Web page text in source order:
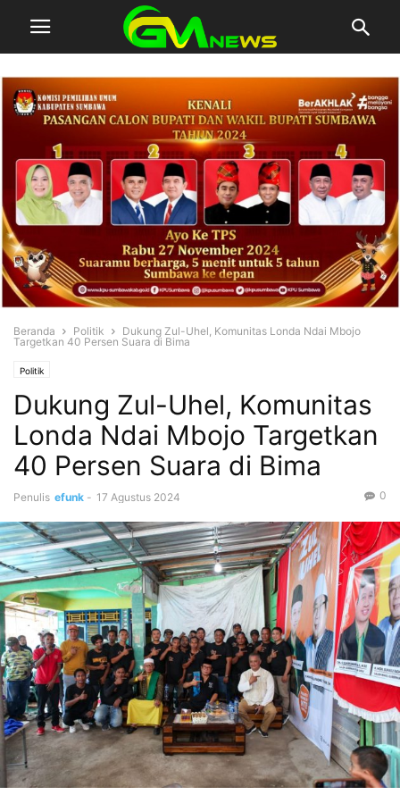
Beranda Politik
Dukung Zul-Uhel, Komunitas Londa Ndai Mbojo
Targetkan 40 Persen Suara di Bima
Politik
Dukung Zul-Uhel, Komunitas
Londa Ndai Mbojo Targetkan
40 Persen Suara di Bima
Penulis efunk - 17 Agustus 2024 0